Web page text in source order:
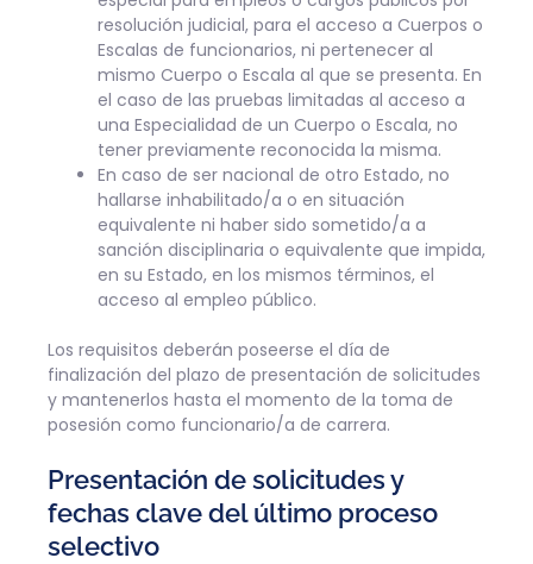
resolución judicial, para el acceso a Cuerpos o
Escalas de funcionarios, ni pertenecer al
mismo Cuerpo o Escala al que se presenta. En
el caso de las pruebas limitadas al acceso a
una Especialidad de un Cuerpo o Escala, no
tener previamente reconocida la misma.
En caso de ser nacional de otro Estado, no
hallarse inhabilitado/a o en situación
equivalente ni haber sido sometido/a a
sanción disciplinaria o equivalente que impida,
en su Estado, en los mismos términos, el
acceso al empleo público.
Los requisitos deberán poseerse el día de
finalización del plazo de presentación de solicitudes
y mantenerlos hasta el momento de la toma de
posesión como funcionario/a de carrera.
Presentación de solicitudes y
fechas clave del último proceso
selectivo